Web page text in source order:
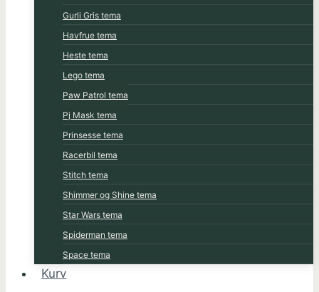
Gurli Gris tema
Havfrue tema
Heste tema
Lego tema
Paw Patrol tema
Pj Mask tema
Prinsesse tema
Racerbil tema
Stitch tema
Shimmer og Shine tema
Star Wars tema
Spiderman tema
Space tema
Kurv